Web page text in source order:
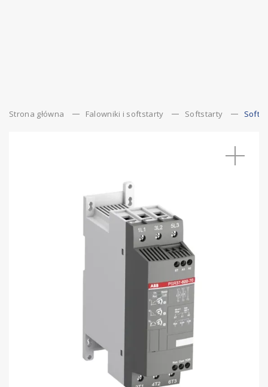
Strona główna Falowniki i softstarty Softstarty